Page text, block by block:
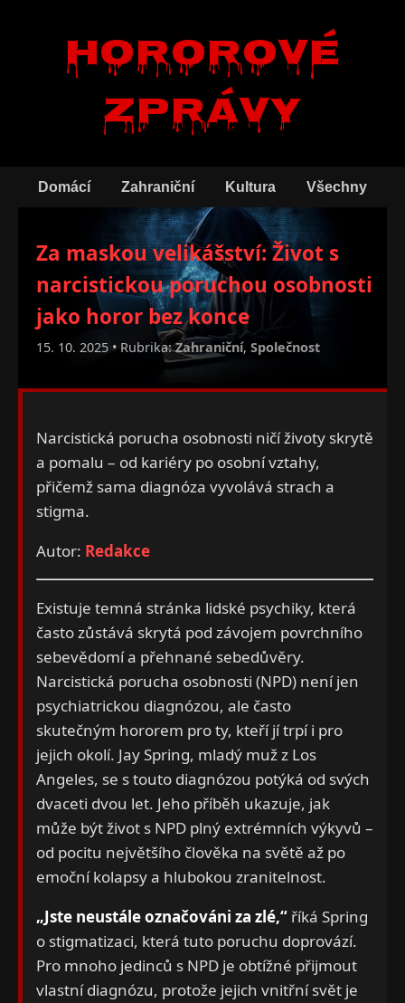
Hororové
zprávy
Domácí Zahraniční Kultura Všechny
Za maskou velikášství: Život s
narcistickou poruchou osobnosti
jako horor bez konce
15. 10. 2025 • Rubrika:Zahraniční, Společnost
Narcistická porucha osobnosti ničí životy skrytě
a pomalu – od kariéry po osobní vztahy,
přičemž sama diagnóza vyvolává strach a
stigma.
Autor: Redakce
Existuje temná stránka lidské psychiky, která
často zůstává skrytá pod závojem povrchního
sebevědomí a přehnané sebedůvěry.
Narcistická porucha osobnosti (NPD) není jen
psychiatrickou diagnózou, ale často
skutečným hororem pro ty, kteří jí trpí i pro
jejich okolí. Jay Spring, mladý muž z Los
Angeles, se s touto diagnózou potýká od svých
dvaceti dvou let. Jeho příběh ukazuje, jak
může být život s NPD plný extrémních výkyvů –
od pocitu největšího člověka na světě až po
emoční kolapsy a hlubokou zranitelnost.
„Jste neustále označováni za zlé,“ říká Spring
o stigmatizaci, která tuto poruchu doprovází.
Pro mnoho jedinců s NPD je obtížné přijmout
vlastní diagnózu, protože jejich vnitřní svět je